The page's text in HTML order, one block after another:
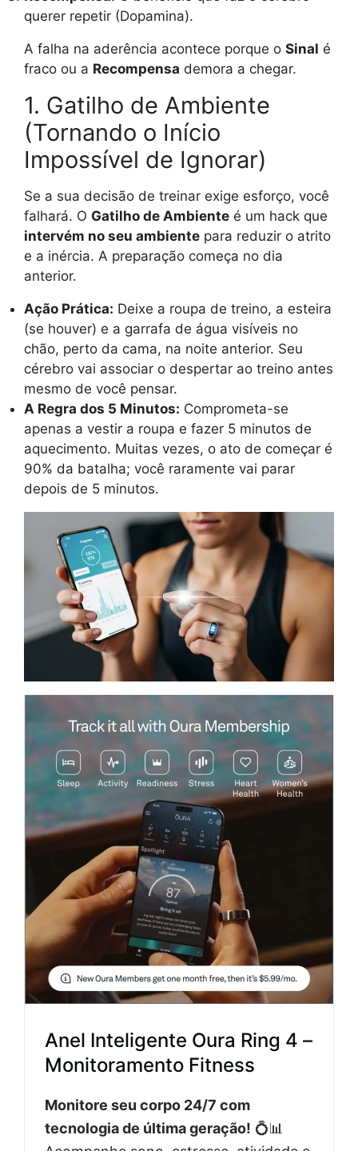
querer repetir (Dopamina).
A falha na aderência acontece porque o Sinal é
fraco ou a Recompensa demora a chegar.
1. Gatilho de Ambiente
(Tornando o Início
Impossível de Ignorar)
Se a sua decisão de treinar exige esforço, você
falhará. O Gatilho de Ambiente é um hack que
intervém no seu ambiente para reduzir o atrito
e a inércia. A preparação começa no dia
anterior.
Ação Prática: Deixe a roupa de treino, a esteira
(se houver) e a garrafa de água visíveis no
chão, perto da cama, na noite anterior. Seu
cérebro vai associar o despertar ao treino antes
mesmo de você pensar.
A Regra dos 5 Minutos: Comprometa-se
apenas a vestir a roupa e fazer 5 minutos de
aquecimento. Muitas vezes, o ato de começar é
90% da batalha; você raramente vai parar
depois de 5 minutos.
Anel Inteligente Oura Ring 4 –
Monitoramento Fitness
Monitore seu corpo 24/7 com
tecnologia de última geração! 💍📊